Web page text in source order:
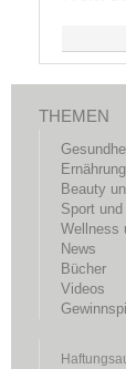
THEMEN
Ernährung
Beauty
Sport
Wellness
News
Bücher
Videos